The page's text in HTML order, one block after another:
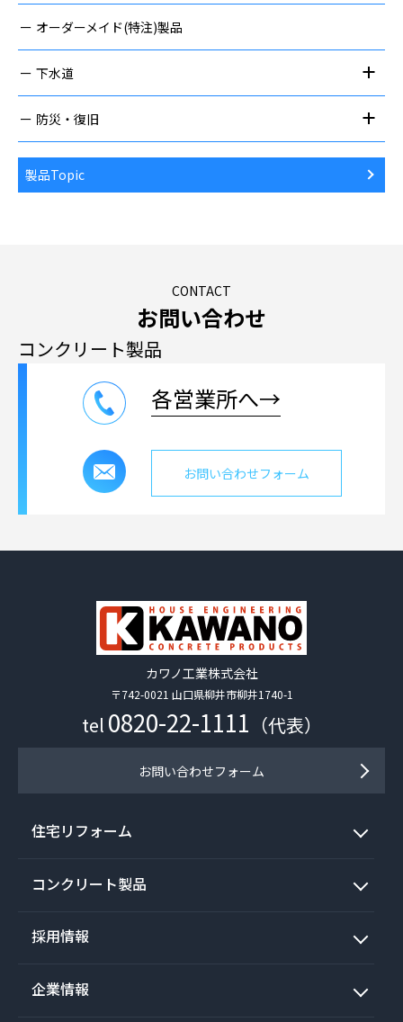
オーダーメイド(特注)製品
下水道
防災・復旧
製品Topic
CONTACT
お問い合わせ
コンクリート製品
各営業所へ→
お問い合わせフォーム
カワノ工業株式会社
〒742-0021 山口県柳井市柳井1740-1
tel 0820-22-1111 （代表）
お問い合わせフォーム
住宅リフォーム
コンクリート製品
採用情報
企業情報